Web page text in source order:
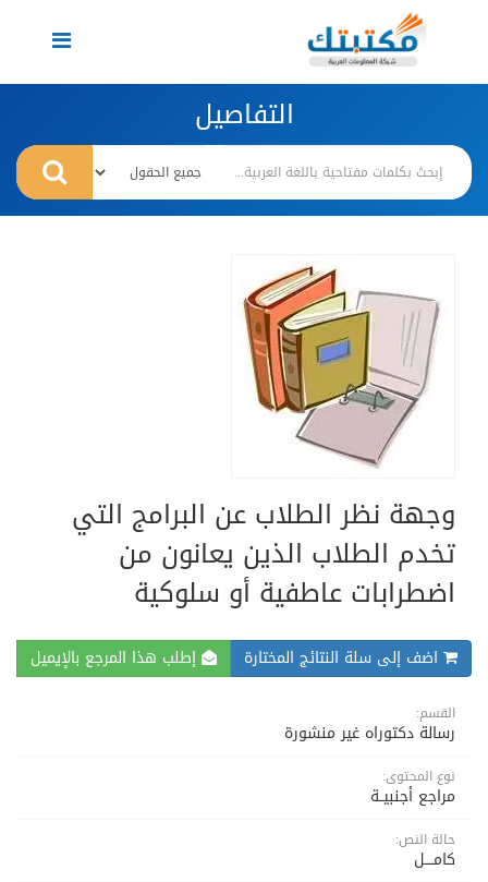
Toggle
navigation
التفاصيل
وجهة نظر الطلاب عن البرامج التي
تخدم الطلاب الذين يعانون من
اضطرابات عاطفية أو سلوكية
اضف إلى سلة النتائج المختارة إطلب هذا المرجع بالإيميل
القسم:
رسالة دكتوراه غير منشورة
نوع المحتوى:
مراجع أجنبيــة
حالة النص:
كامــــل